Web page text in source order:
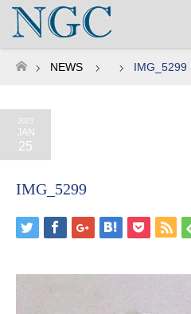
ホーム
NEWS IMG_5299
2023
JAN
25
IMG_5299